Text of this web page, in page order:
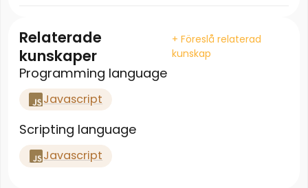
Relaterade
kunskaper
+ Föreslå relaterad
kunskap
Programming language
Javascript
Scripting language
Javascript